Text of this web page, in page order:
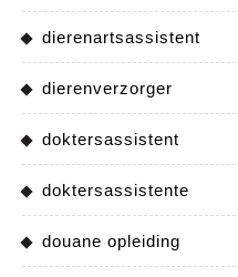
dierenartsassistent
dierenverzorger
doktersassistent
doktersassistente
douane opleiding